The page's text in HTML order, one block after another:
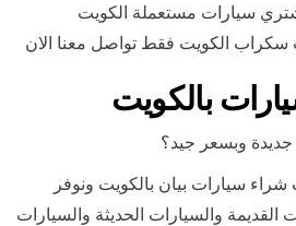
سيارات مستعملة الكويت
الكويت فقط تواصل معنا الان
بالكويت
وبسعر جيد؟
سيارات بيان بالكويت ونوفر
القديمة والسيارات الحديثة والسيارات